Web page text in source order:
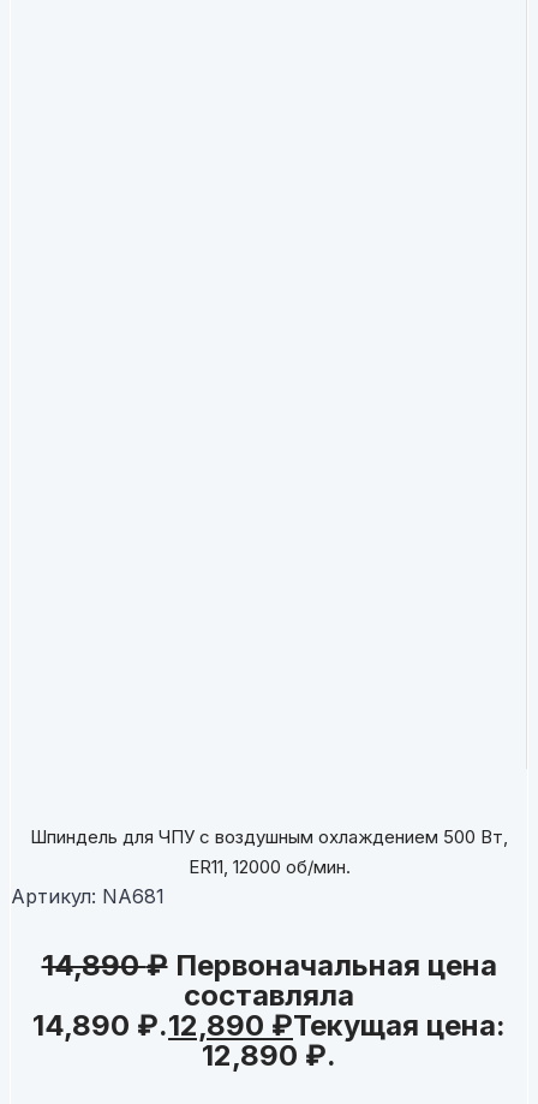
Шпиндель для ЧПУ с воздушным охлаждением 500 Вт,
ER11, 12000 об/мин.
Артикул: NA681
14,890₽ Первоначальная цена
составляла
14,890 ₽.12,890 ₽Текущая цена:
12,890 ₽.